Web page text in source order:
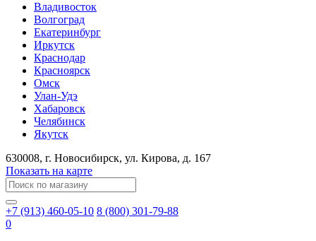
Владивосток
Волгоград
Екатеринбург
Иркутск
Краснодар
Красноярск
Омск
Улан-Удэ
Хабаровск
Челябинск
Якутск
630008, г. Новосибирск, ул. Кирова, д. 167
Показать на карте
+7 (913) 460-05-10 8 (800) 301-79-88
0